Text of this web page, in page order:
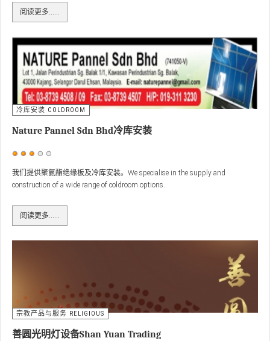
阅读更多……
冷库安装 COLDROOM
Nature Pannel Sdn Bhd冷库安装
用
户
评
我们提供聚氨酯绝缘板及冷库安装。We specialise in the supply and
construction of a wide range of coldroom options.
阅读更多……
宗教产品与服务 RELIGIOUS
善圆光明灯设备Shan Yuan Trading